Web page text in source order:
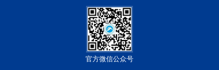
官方微信公众号